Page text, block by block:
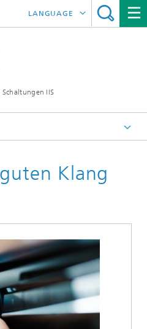
IIS
LANGUAGE
中文
Klang